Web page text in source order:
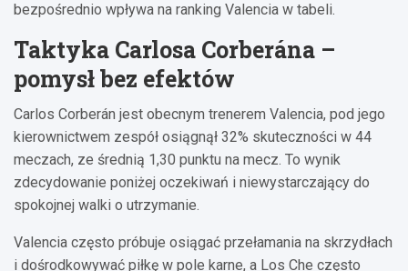
bezpośrednio wpływa na ranking Valencia w tabeli.
Taktyka Carlosa Corberána –
pomysł bez efektów
Carlos Corberán jest obecnym trenerem Valencia, pod jego
kierownictwem zespół osiągnął 32% skuteczności w 44
meczach, ze średnią 1,30 punktu na mecz. To wynik
zdecydowanie poniżej oczekiwań i niewystarczający do
spokojnej walki o utrzymanie.
Valencia często próbuje osiągać przełamania na skrzydłach
i dośrodkowywać piłkę w pole karne, a Los Che często